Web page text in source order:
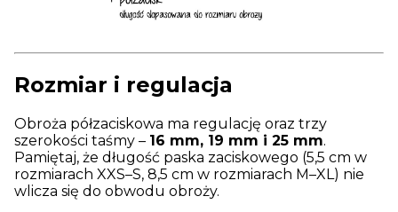
Rozmiar i regulacja
Obroża półzaciskowa ma regulację oraz trzy
szerokości taśmy – 16 mm, 19 mm i 25 mm.
Pamiętaj, że długość paska zaciskowego (5,5 cm w
rozmiarach XXS–S, 8,5 cm w rozmiarach M–XL) nie
wlicza się do obwodu obroży.